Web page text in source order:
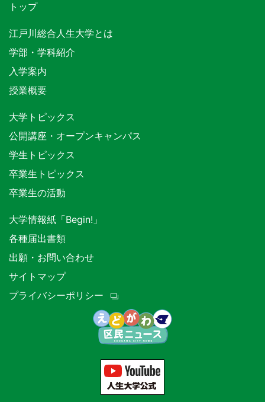
トップ
江戸川総合人生大学とは
学部・学科紹介
入学案内
授業概要
大学トピックス
公開講座・オープンキャンパス
学生トピックス
卒業生トピックス
卒業生の活動
大学情報紙「Begin!」
各種届出書類
出願・お問い合わせ
サイトマップ
プライバシーポリシー